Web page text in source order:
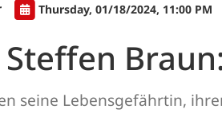
Thursday, 01/18/2024, 11:00 PM
seine Lebensgefährtin,